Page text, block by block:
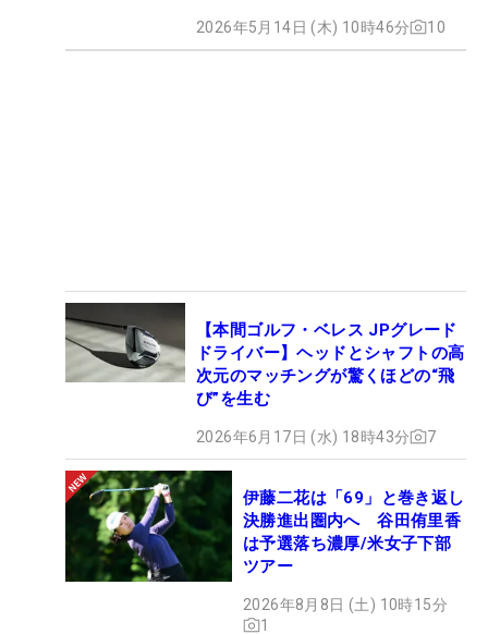
2026年5月14日 (木) 10時46分 10
【本間ゴルフ・ベレス JPグレード
ドライバー】ヘッドとシャフトの高
次元のマッチングが驚くほどの“飛
び”を生む
2026年6月17日 (水) 18時43分 7
伊藤二花は「69」と巻き返し
決勝進出圏内へ 谷田侑里香
は予選落ち濃厚/米女子下部
ツアー
2026年8月8日 (土) 10時15分
1